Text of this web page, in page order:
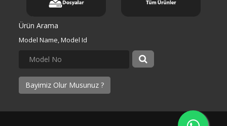
Ürün Arama
Model Name, Model Id
Bayimiz Olur Musunuz ?